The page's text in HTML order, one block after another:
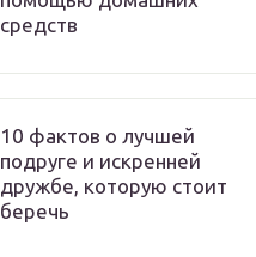
средств
10 фактов о лучшей
подруге и искренней
дружбе, которую стоит
беречь